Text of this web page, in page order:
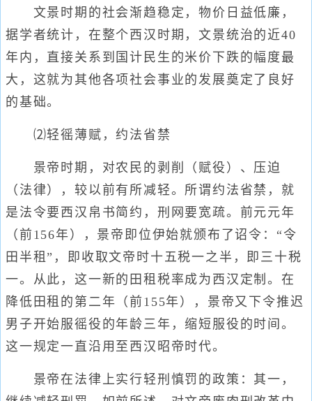
文景时期的社会渐趋稳定，物价日益低廉，
据学者统计，在整个西汉时期，文景统治的近40
年内，直接关系到国计民生的米价下跌的幅度最
大，这就为其他各项社会事业的发展奠定了良好
的基础。
⑵轻徭薄赋，约法省禁
景帝时期，对农民的剥削（赋役）、压迫
（法律），较以前有所减轻。所谓约法省禁，就
是法令要西汉帛书简约，刑网要宽疏。前元元年
（前156年），景帝即位伊始就颁布了诏令：“令
田半租”，即收取文帝时十五税一之半，即三十税
一。从此，这一新的田租税率成为西汉定制。在
降低田租的第二年（前155年），景帝又下令推迟
男子开始服徭役的年龄三年，缩短服役的时间。
这一规定一直沿用至西汉昭帝时代。
景帝在法律上实行轻刑慎罚的政策：其一，